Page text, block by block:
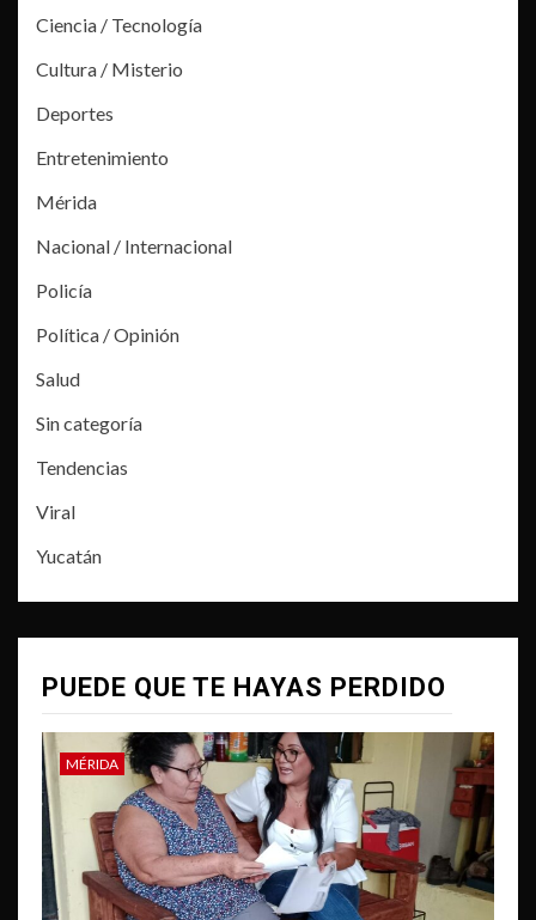
Ciencia / Tecnología
Cultura / Misterio
Deportes
Entretenimiento
Mérida
Nacional / Internacional
Policía
Política / Opinión
Salud
Sin categoría
Tendencias
Viral
Yucatán
PUEDE QUE TE HAYAS PERDIDO
MÉRIDA